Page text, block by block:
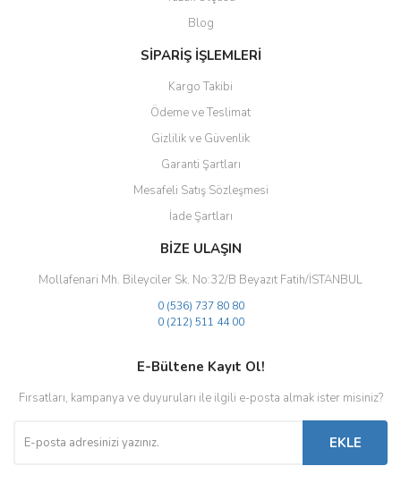
Bu ürüne benzer farklı alternatifler olmalı.
Gönder
Blog
SİPARİŞ İŞLEMLERİ
Kargo Takibi
Ödeme ve Teslimat
Gizlilik ve Güvenlik
Garanti Şartları
Mesafeli Satış Sözleşmesi
İade Şartları
BİZE ULAŞIN
Mollafenari Mh. Bileyciler Sk. No:32/B Beyazıt Fatih/İSTANBUL
0 (536) 737 80 80
0 (212) 511 44 00
E-Bültene Kayıt Ol!
Fırsatları, kampanya ve duyuruları ile ilgili e-posta almak ister misiniz?
EKLE